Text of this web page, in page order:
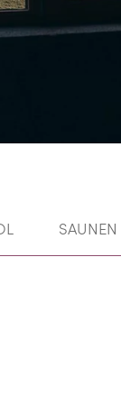
SAUNEN